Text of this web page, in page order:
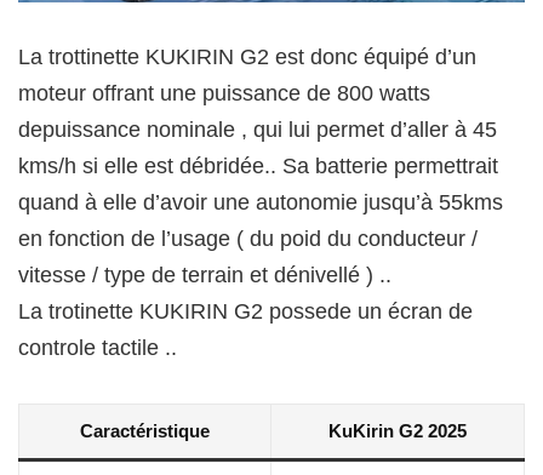
La trottinette KUKIRIN G2 est donc équipé d’un
moteur offrant une puissance de 800 watts
depuissance nominale , qui lui permet d’aller à 45
kms/h si elle est débridée.. Sa batterie permettrait
quand à elle d’avoir une autonomie jusqu’à 55kms
en fonction de l’usage ( du poid du conducteur /
vitesse / type de terrain et dénivellé ) ..
La trotinette KUKIRIN G2 possede un écran de
controle tactile ..
Caractéristique KuKirin G2 2025